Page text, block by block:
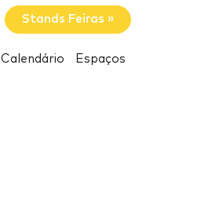
Stands Feiras »
Calendário Espaços